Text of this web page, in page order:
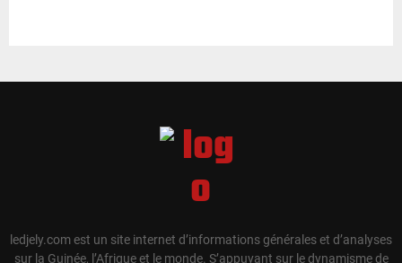
ledjely.com est un site internet d’informations générales et d’analyses
sur la Guinée, l’Afrique et le monde. S’appuyant sur le dynamisme de